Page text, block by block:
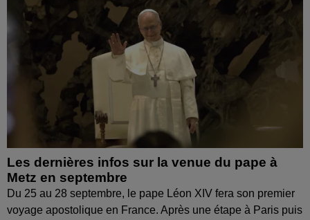
Les dernières infos sur la venue du pape à
Metz en septembre
Du 25 au 28 septembre, le pape Léon XIV fera son premier
voyage apostolique en France. Après une étape à Paris puis